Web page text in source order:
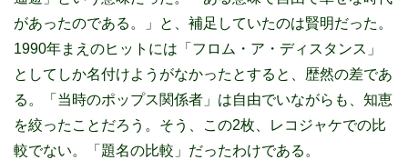
があったのである。」と、補足していたのは賢明だった。
1990年まえのヒットには「フロム・ア・ディスタンス」
としてしか名付けようがなかったとすると、歴然の差であ
る。「当時のポップス関係者」は自由でいながらも、知恵
を絞ったことだろう。そう、この2枚、レコジャケでの比
較でない。「題名の比較」だったわけである。